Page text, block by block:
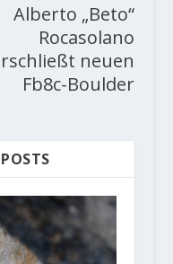
Alberto „Beto“
Rocasolano
neuen
Fb8c-Boulder